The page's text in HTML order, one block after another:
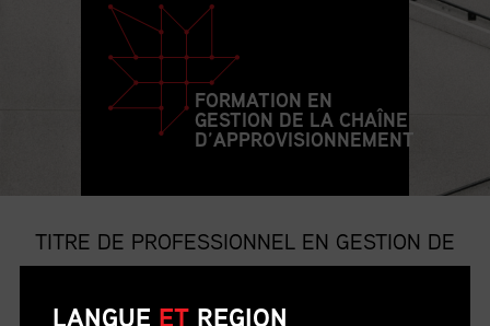
FORMATION EN
GESTION DE LA CHAÎNE
D’APPROVISIONNEMENT
TITRE DE PROFESSIONNEL EN GESTION DE
LANGUE ETREGION